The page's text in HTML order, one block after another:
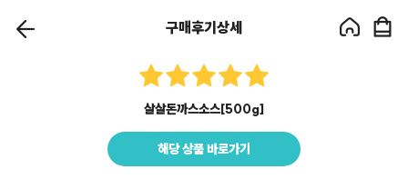
구매후기상세
살살돈까스소스[500g]
해당 상품 바로가기